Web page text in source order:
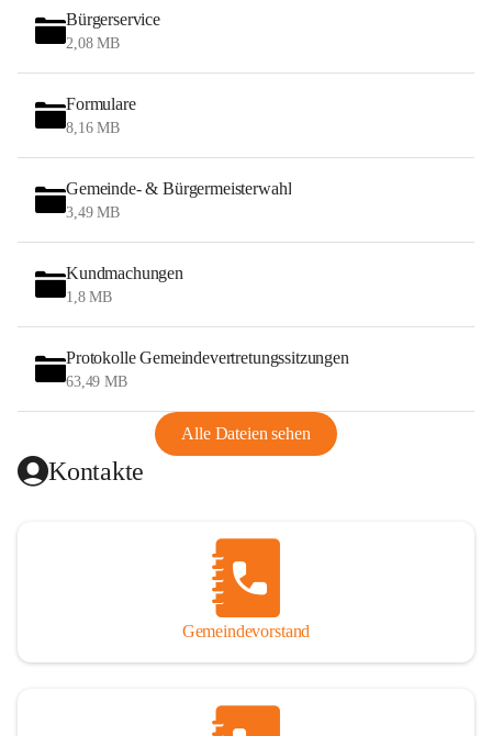
Bürgerservice
2,08 MB
Formulare
8,16 MB
Gemeinde- & Bürgermeisterwahl
3,49 MB
Kundmachungen
1,8 MB
Protokolle Gemeindevertretungssitzungen
63,49 MB
Alle Dateien sehen
Kontakte
Gemeindevorstand